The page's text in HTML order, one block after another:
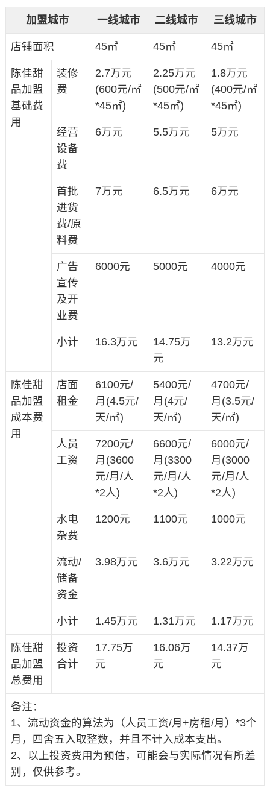
加盟城市 一线城市 二线城市 三线城市
店铺面积 45㎡ 45㎡ 45㎡
陈佳甜
品加盟
基础费
用
装修
费
2.7万元
(600元/㎡
*45㎡)
2.25万元
(500元/㎡
*45㎡)
1.8万元
(400元/㎡
*45㎡)
经营
设备
费
6万元 5.5万元 5万元
首批
进货
费/原
料费
7万元 6.5万元 6万元
广告
宣传
及开
业费
6000元 5000元 4000元
小计 16.3万元
14.75万
元
13.2万元
陈佳甜
品加盟
成本费
用
店面
租金
6100元/
月(4.5元/
天/㎡)
5400元/
月(4元/
天/㎡)
4700元/
月(3.5元/
天/㎡)
人员
工资
7200元/
月(3600
元/月/人
*2人)
6600元/
月(3300
元/月/人
*2人)
6000元/
月(3000
元/月/人
*2人)
水电
杂费
1200元 1100元 1000元
流动/
储备
资金
3.98万元 3.6万元 3.22万元
小计 1.45万元 1.31万元 1.17万元
陈佳甜
品加盟
总费用
投资
合计
17.75万
元
16.06万
元
14.37万
元
备注：
1、流动资金的算法为（人员工资/月+房租/月）*3个
月，四舍五入取整数，并且不计入成本支出。
2、以上投资费用为预估，可能会与实际情况有所差
别，仅供参考。